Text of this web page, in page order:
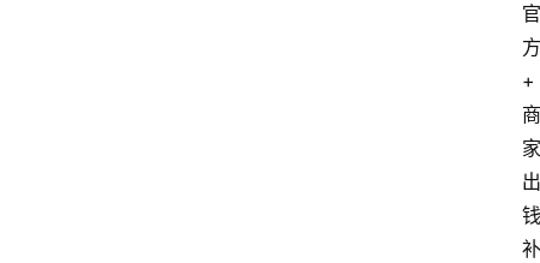
官
方
+
商
家
出
钱
补